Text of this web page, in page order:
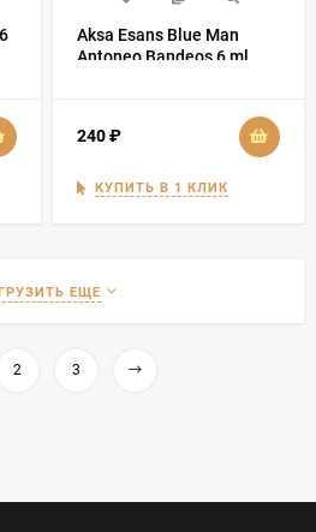
Aksa Esans Blue Man
Antoneo Bandeos 6 ml
240₽
КУПИТЬ В 1 КЛИК
ЕЩЕ
2 3